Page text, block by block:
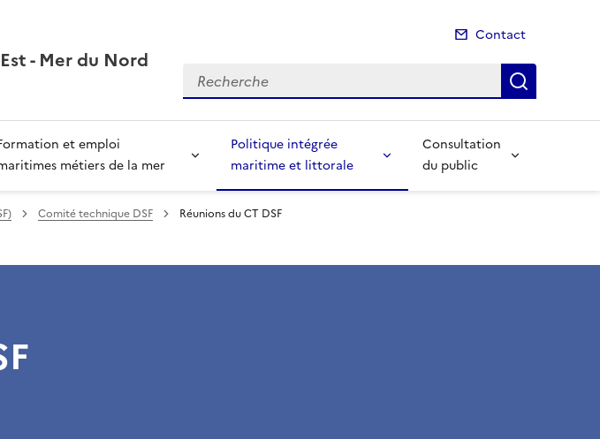
- Mer du Nord
Contact
Recherche
et emploi
métiers de la mer
Politique intégrée
maritime et littorale
Consultation
du public
Comité technique DSF Réunions du CT DSF